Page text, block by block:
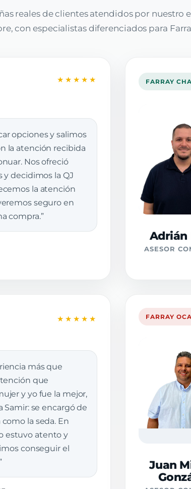
reales de clientes atendidos por nuestro
con especialistas diferenciados para
★★★★★
opciones y salimos
la atención recibida
Nos ofreció
y decidimos la QJ
la atención
seguro en
compra.”
FARRAY
Adrián
ASESOR
★★★★★
más que
que
y yo fue la mejor,
Samir: se encargó de
la seda. En
estuvo atento y
conseguir el
FARRAY
Juan